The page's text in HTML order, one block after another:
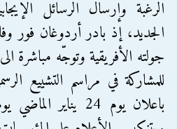
الرغبة وإرسال الرسائل
الجديد، إذ بادر أردوغان فور
جولته الأفريقية وتوجّه مباشرة
للمشاركة في مراسم التشييع
باعلان يوم 24